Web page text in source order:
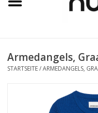
Damen
Accessoires
Armedangels,
STARTSEITE/ARMEDANGELS,